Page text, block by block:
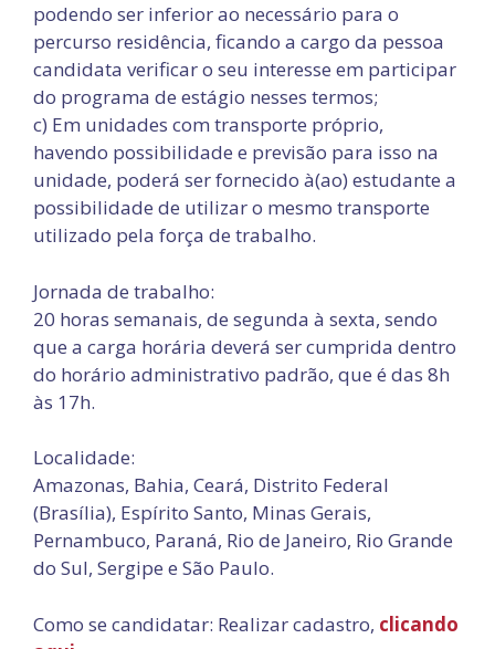
podendo ser inferior ao necessário para o
percurso residência, ficando a cargo da pessoa
candidata verificar o seu interesse em participar
do programa de estágio nesses termos;
c) Em unidades com transporte próprio,
havendo possibilidade e previsão para isso na
unidade, poderá ser fornecido à(ao) estudante a
possibilidade de utilizar o mesmo transporte
utilizado pela força de trabalho.
Jornada de trabalho:
20 horas semanais, de segunda à sexta, sendo
que a carga horária deverá ser cumprida dentro
do horário administrativo padrão, que é das 8h
às 17h.
Localidade:
Amazonas, Bahia, Ceará, Distrito Federal
(Brasília), Espírito Santo, Minas Gerais,
Pernambuco, Paraná, Rio de Janeiro, Rio Grande
do Sul, Sergipe e São Paulo.
Como se candidatar: Realizar cadastro, clicando